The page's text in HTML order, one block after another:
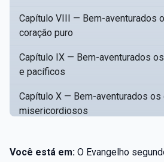
Capítulo VIII — Bem-aventurados
coração puro
Capítulo IX — Bem-aventurados
e pacíficos
Capítulo X — Bem-aventurados os
misericordiosos
Você está em: O Evangelho